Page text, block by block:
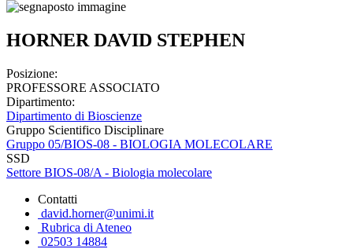
HORNER DAVID STEPHEN
Posizione:
PROFESSORE ASSOCIATO
Dipartimento:
Dipartimento di Bioscienze
Gruppo Scientifico Disciplinare
Gruppo 05/BIOS-08 - BIOLOGIA MOLECOLARE
SSD
Settore BIOS-08/A - Biologia molecolare
Contatti
david.horner@unimi.it
Rubrica di Ateneo
02503 14884